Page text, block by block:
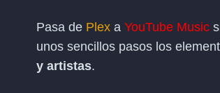
Pasa de Plex a YouTube Music
unos sencillos pasos los
y artistas.